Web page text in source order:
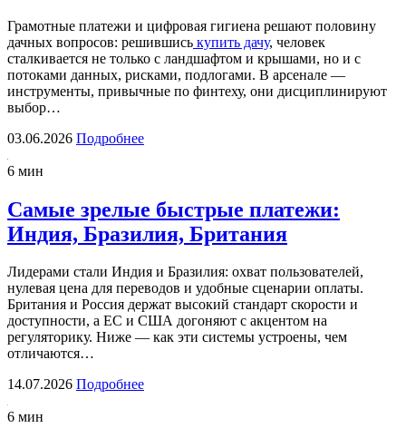
Грамотные платежи и цифровая гигиена решают половину
дачных вопросов: решившись купить дачу, человек
сталкивается не только с ландшафтом и крышами, но и с
потоками данных, рисками, подлогами. В арсенале —
инструменты, привычные по финтеху, они дисциплинируют
выбор…
03.06.2026 Подробнее
6 мин
Самые зрелые быстрые платежи:
Индия, Бразилия, Британия
Лидерами стали Индия и Бразилия: охват пользователей,
нулевая цена для переводов и удобные сценарии оплаты.
Британия и Россия держат высокий стандарт скорости и
доступности, а ЕС и США догоняют с акцентом на
регуляторику. Ниже — как эти системы устроены, чем
отличаются…
14.07.2026 Подробнее
6 мин